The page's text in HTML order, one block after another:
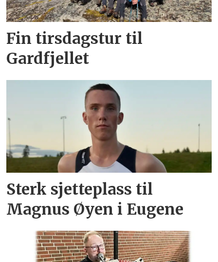
Fin tirsdagstur til
Gardfjellet
Sterk sjetteplass til
Magnus Øyen i Eugene